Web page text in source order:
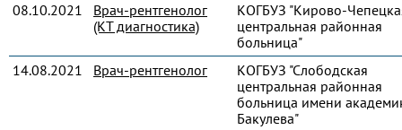
08.10.2021
Врач-рентгенолог
(КТ диагностика)
КОГБУЗ "Кирово-
центральная районная
больница"
14.08.2021
Врач-рентгенолог
КОГБУЗ "Слободская
центральная районная
больница имени
Бакулева"